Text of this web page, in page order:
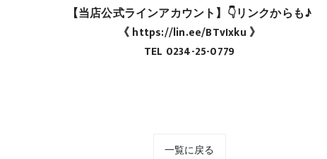
【当店公式ラインアカウント】👇リンクからも♪
《 https://lin.ee/BTvIxku 》
TEL 0234-25-0779
一覧に戻る